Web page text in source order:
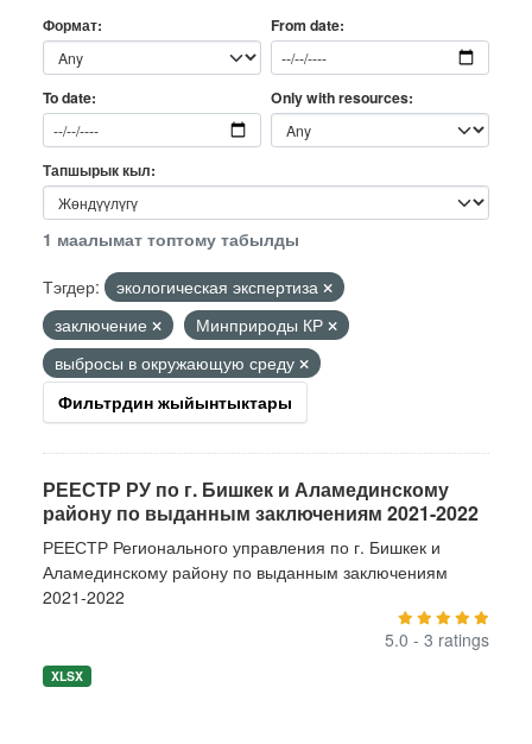
Формат From date
To date Only with resources
Тапшырык кыл
1 маалымат топтому табылды
Тэгдер:
экологическая экспертиза
заключение
Минприроды КР
выбросы в окружающую среду
Фильтрдин жыйынтыктары
РЕЕСТР РУ по г. Бишкек и Аламединскому
району по выданным заключениям 2021-2022
РЕЕСТР Регионального управления по г. Бишкек и
Аламединскому району по выданным заключениям
2021-2022
5.0 - 3 ratings
XLSX